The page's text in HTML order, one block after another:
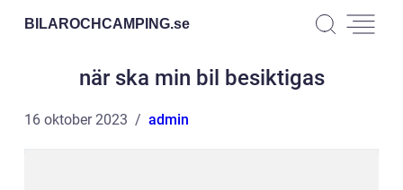
BILAROCHCAMPING.se
när ska min bil besiktigas
16 oktober 2023 admin